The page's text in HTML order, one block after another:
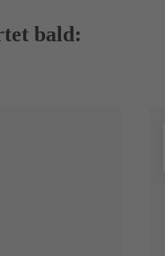
bald: